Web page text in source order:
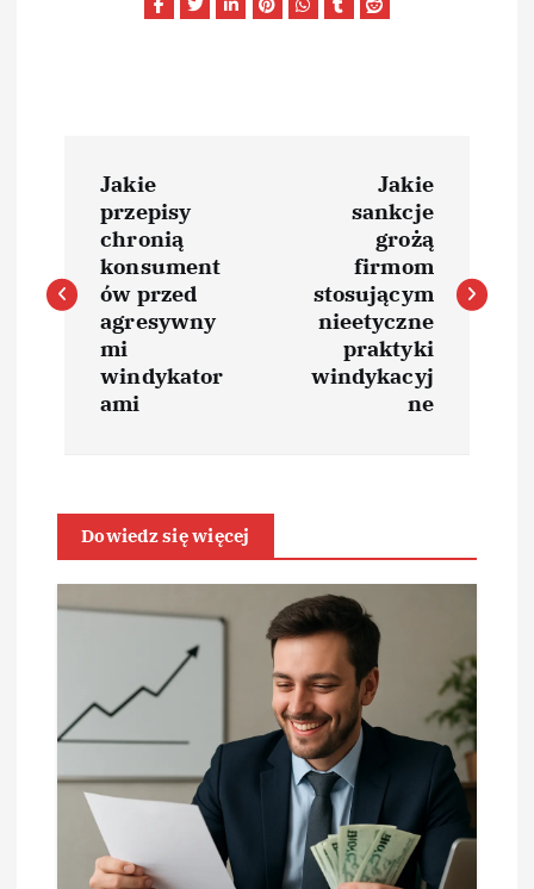
w
c
a
p
Jakie
przepisy
chronią
konsument
ów przed
agresywny
mi
windykator
ami
Jakie
sankcje
grożą
firmom
stosującym
nieetyczne
praktyki
windykacyj
ne
Dowiedz się więcej